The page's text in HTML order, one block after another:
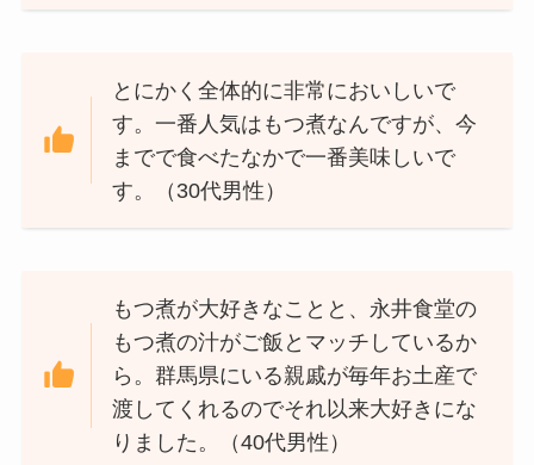
とにかく全体的に非常においしいで
す。一番人気はもつ煮なんですが、今
までで食べたなかで一番美味しいで
す。（30代男性）
もつ煮が大好きなことと、永井食堂の
もつ煮の汁がご飯とマッチしているか
ら。群馬県にいる親戚が毎年お土産で
渡してくれるのでそれ以来大好きにな
りました。（40代男性）